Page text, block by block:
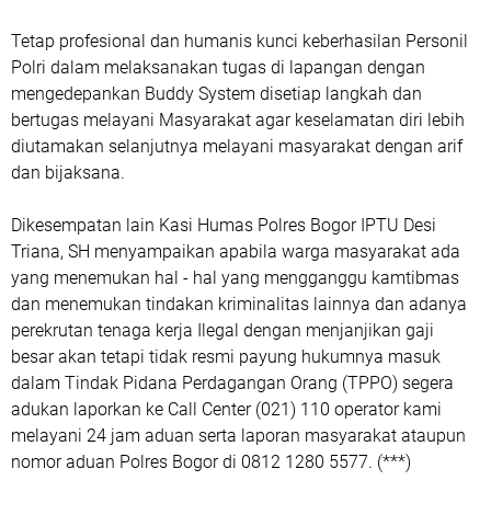
Tetap profesional dan humanis kunci keberhasilan Personil
Polri dalam melaksanakan tugas di lapangan dengan
mengedepankan Buddy System disetiap langkah dan
bertugas melayani Masyarakat agar keselamatan diri lebih
diutamakan selanjutnya melayani masyarakat dengan arif
dan bijaksana.
Dikesempatan lain Kasi Humas Polres Bogor IPTU Desi
Triana, SH menyampaikan apabila warga masyarakat ada
yang menemukan hal - hal yang mengganggu kamtibmas
dan menemukan tindakan kriminalitas lainnya dan adanya
perekrutan tenaga kerja Ilegal dengan menjanjikan gaji
besar akan tetapi tidak resmi payung hukumnya masuk
dalam Tindak Pidana Perdagangan Orang (TPPO) segera
adukan laporkan ke Call Center (021) 110 operator kami
melayani 24 jam aduan serta laporan masyarakat ataupun
nomor aduan Polres Bogor di 0812 1280 5577. (***)